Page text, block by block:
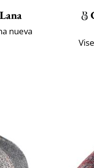
nueva